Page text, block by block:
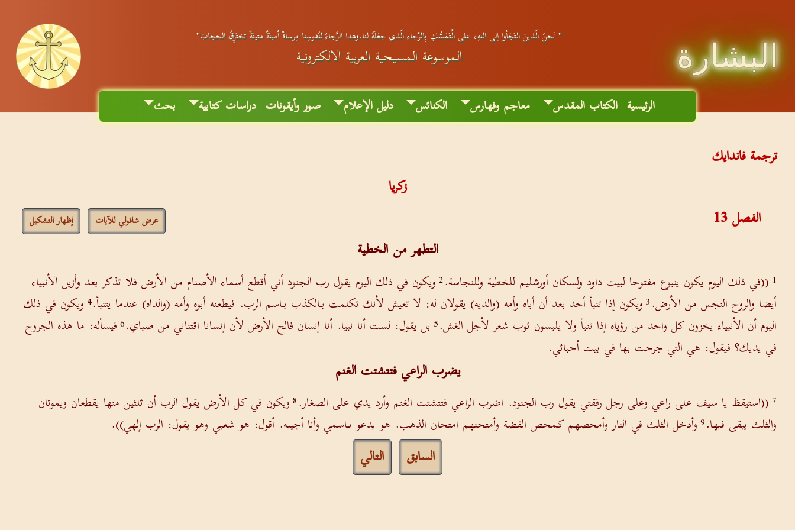
البشارة
" نَحنُ الّذينَ التَجَأوا إلى اللهِ، على الَّتَمَسُّكِ بِالرَّجاءِ الّذي جعَلَهُ لنا.وهذا الرَّجاءُ لِنُفوسِنا مِرساةٌ أمينَةٌ متينَةٌ تختَرِقُ الحِجابَ"
الموسوعة المسيحية العربية الالكترونية
الرئيسية الكتاب المقدس معاجم وفهارس الكنائس دليل الإعلام صور وأيقونات دراسات كتابية بحث
ترجمة فاندايك
زكريا
الفصل13 عرض شاقولي للآيات إظهار التشكيل
التطهر من الخطية
1 ((في ذلك اليوم يكون ينبوع مفتوحا لبيت داود ولسكان أورشليم للخطية وللنجاسة.2ويكون في ذلك اليوم يقول رب الجنود أني أقطع أسماء الأصنام من الأرض فلا تذكر بعد وأزيل الأنبياء
أيضا والروح النجس من الأرض.3ويكون إذا تنبأ أحد بعد أن أباه وأمه (والديه) يقولان له: لا تعيش لأنك تكلمت بـالكذب بـاسم الرب. فيطعنه أبوه وأمه (والداه) عندما يتنبأ.4 ويكون في ذلك
اليوم أن الأنبياء يخزون كل واحد من رؤياه إذا تنبأ ولا يلبسون ثوب شعر لأجل الغش.5 بل يقول: لست أنا نبيا. أنا إنسان فالح الأرض لأن إنسانا اقتناني من صباي.6فيسأله: ما هذه الجروح
في يديك؟ فيقول: هي التي جرحت بها في بيت أحبائي.
يضرب الراعي فتتشتت الغنم
7 ((استيقظ يا سيف على راعي وعلى رجل رفقتي يقول رب الجنود. اضرب الراعي فتتشتت الغنم وأرد يدي على الصغار.8ويكون في كل الأرض يقول الرب أن ثلثين منها يقطعان ويموتان
والثلث يبقى فيها.9وأدخل الثلث في النار وأمحصهم كمحص الفضة وأمتحنهم امتحان الذهب. هو يدعو بـاسمي وأنا أجيبه. أقول: هو شعبي وهو يقول: الرب إلهي)).
السابق التالي